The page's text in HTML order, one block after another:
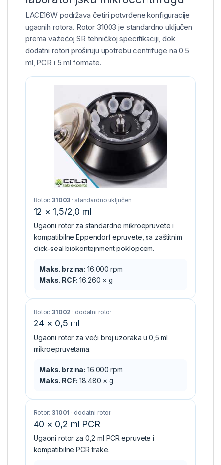
LACE16W podržava četiri potvrđene konfiguracije
ugaonih rotora. Rotor 31003 je standardno uključen
prema važećoj SR tehničkoj specifikaciji, dok
dodatni rotori proširuju upotrebu centrifuge na 0,5
ml, PCR i 5 ml formate.
Rotor:31003 · standardno uključen
12 × 1,5/2,0 ml
Ugaoni rotor za standardne mikroepruvete i
kompatibilne Eppendorf epruvete, sa zaštitnim
click-seal biokontejnment poklopcem.
Maks. brzina: 16.000 rpm
Maks. RCF: 16.260 × g
Rotor:31002 · dodatni rotor
24 × 0,5 ml
Ugaoni rotor za veći broj uzoraka u 0,5 ml
mikroepruvetama.
Maks. brzina: 16.000 rpm
Maks. RCF: 18.480 × g
Rotor:31001 · dodatni rotor
40 × 0,2 ml PCR
Ugaoni rotor za 0,2 ml PCR epruvete i
kompatibilne PCR trake.